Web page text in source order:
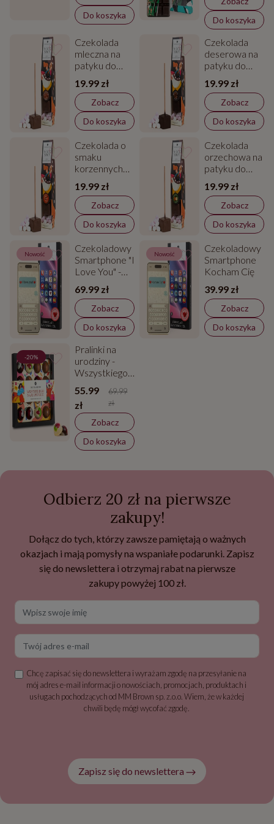
Do koszyka
Do koszyka
Czekolada
mleczna na
patyku do
rozpuszczania-
Chocostick
19.99 zł
Zobacz
Do koszyka
Czekolada
deserowa na
patyku do
rozpuszczania
-Chocostick
19.99 zł
Zobacz
Do koszyka
Czekolada o
smaku
korzennych
ciasteczek
dorozpuszczania
- Chocostick
Speculoos
19.99 zł
Zobacz
Do koszyka
Czekolada
orzechowa na
patyku do
rozpuszczania
-Chocostick
19.99 zł
Zobacz
Do koszyka
Nowość
Czekoladowy
Smartphone "I
Love You" -
Walentynki
69.99 zł
Zobacz
Do koszyka
Nowość
Czekoladowy
Smartphone
Kocham Cię
39.99 zł
Zobacz
Do koszyka
-20%
Pralinki na
urodziny -
Wszystkiego
55.99
zł
69.99
zł
Zobacz
Do koszyka
Odbierz 20 zł na pierwsze
zakupy!
Dołącz do tych, którzy zawsze pamiętają o ważnych
okazjach i mają pomysły na wspaniałe podarunki. Zapisz
się do newslettera i otrzymaj rabat na pierwsze
zakupy powyżej 100 zł.
Chcę zapisać się do newslettera i wyrażam zgodę na przesyłanie na
mój adres e-mail informacji o nowościach, promocjach, produktach i
usługach pochodzących od MM Brown sp. z.o.o. Wiem, że w każdej
chwili będę mógł wycofać zgodę.
Zapisz się do newslettera